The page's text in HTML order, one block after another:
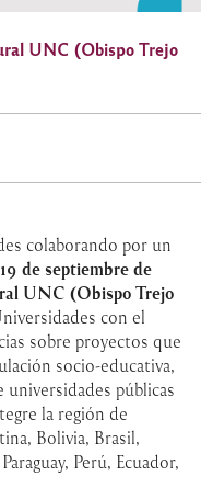
UNC (Obispo Trejo
colaborando por un
de septiembre de
UNC (Obispo Trejo
con el
sobre proyectos que
socio-educativa,
públicas
la región de
Bolivia, Brasil,
Perú, Ecuador,